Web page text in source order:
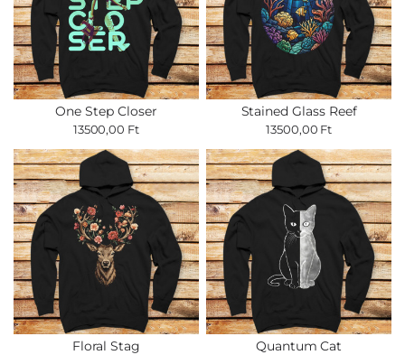
One Step Closer
13500,00 Ft
Stained Glass Reef
13500,00 Ft
Floral Stag Quantum Cat